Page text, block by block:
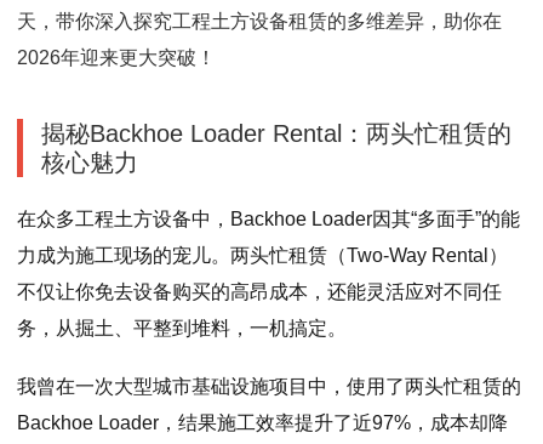
天，带你深入探究工程土方设备租赁的多维差异，助你在
2026年迎来更大突破！
揭秘Backhoe Loader Rental：两头忙租赁的
核心魅力
在众多工程土方设备中，Backhoe Loader因其“多面手”的能
力成为施工现场的宠儿。两头忙租赁（Two-Way Rental）
不仅让你免去设备购买的高昂成本，还能灵活应对不同任
务，从掘土、平整到堆料，一机搞定。
我曾在一次大型城市基础设施项目中，使用了两头忙租赁的
Backhoe Loader，结果施工效率提升了近97%，成本却降